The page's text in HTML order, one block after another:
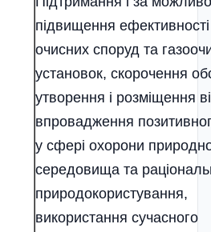
підвищення
очисних споруд та
установок, скорочення
утворення і розміщення
впровадження
у сфері охорони
середовища та
природокористування,
використання сучасного